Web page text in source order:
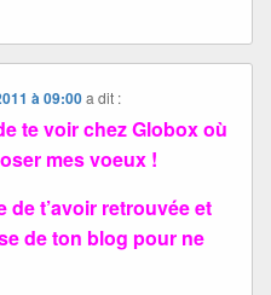
à 09:00 a dit :
te voir chez Globox où
mes voeux !
de t’avoir retrouvée et
de ton blog pour ne